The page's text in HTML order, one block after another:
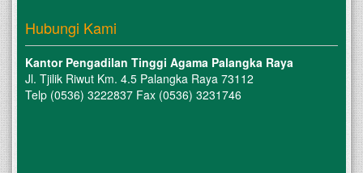
Hubungi Kami
Kantor Pengadilan Tinggi Agama Palangka Raya
Jl. Tjilik Riwut Km. 4.5 Palangka Raya 73112
Telp (0536) 3222837 Fax (0536) 3231746